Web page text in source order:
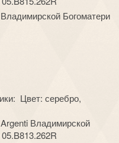
Богоматери
Цвет: серебро,